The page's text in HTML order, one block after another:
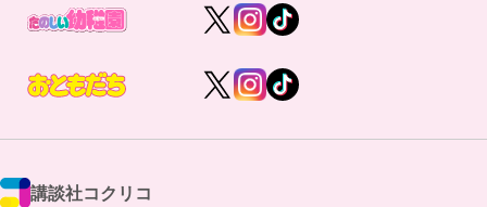
講談社コクリコ